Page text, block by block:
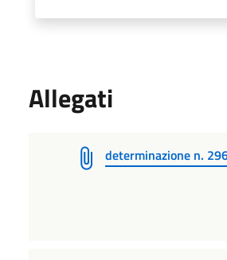
Allegati
determinazione n.